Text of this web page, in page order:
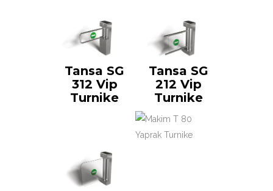
Tansa SG
312 Vip
Turnike
Tansa SG
212 Vip
Turnike